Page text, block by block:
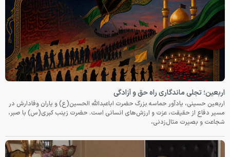
اربعین؛ تجلی ماندگاری راه حق و آزادگی
اربعین حسینی، یادآور حماسه بزرگ حضرت اباعبدالله الحسین(ع) و یاران وفادارش در
مسیر دفاع از حقیقت، عزت و ارزش‌های انسانی است. حضرت زینب کبری(س) با صبر،
شجاعت و بصیرت مثال‌زدنی،